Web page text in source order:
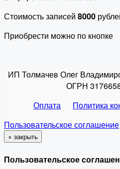
Стоимость записей 8000
Приобрести можно по кнопке
ИП Толмачев Олег
ОГРН
Оплата
Политика
Пользовательское соглашение
× закрыть
Пользовательское